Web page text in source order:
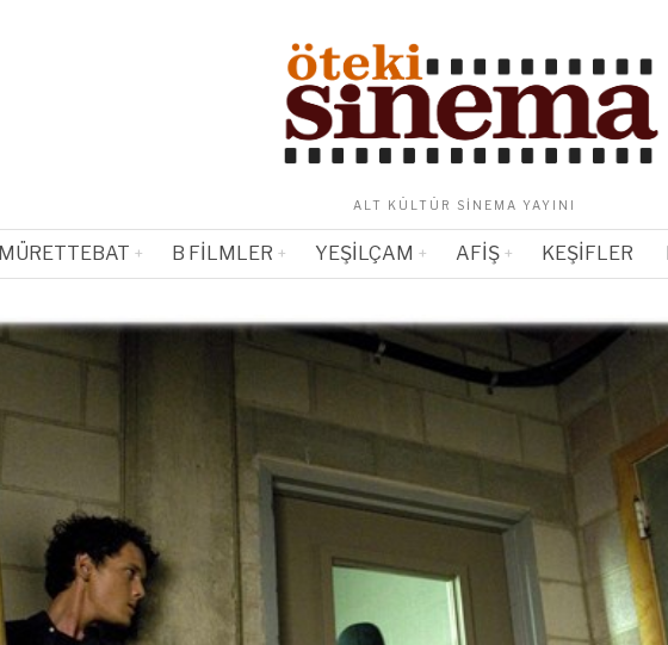
ALT KÜLTÜR SINEMA YAYINI
MÜRETTEBAT B FILMLER YEŞILÇAM AFIŞ KEŞIFLER